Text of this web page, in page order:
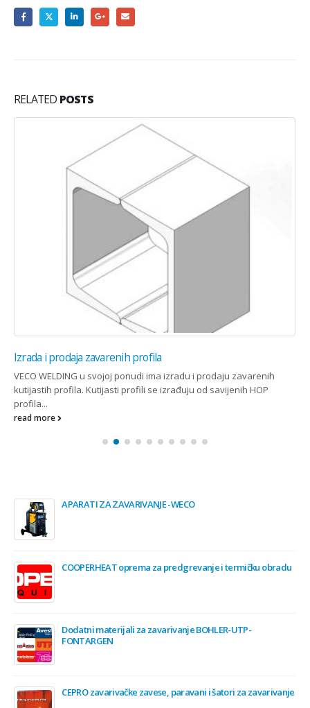
RELATED POSTS
Izrada i prodaja zavarenih profila
VECO WELDING u svojoj ponudi ima izradu i prodaju zavarenih
kutijastih profila. Kutijasti profili se izrađuju od savijenih HOP
profila...
read more
APARATI ZA ZAVARIVANJE -WECO
COOPERHEAT oprema za predgrevanje i termičku obradu
Dodatni materijali za zavarivanje BOHLER-UTP-
FONTARGEN
CEPRO zavarivačke zavese, paravani i šatori za zavarivanje